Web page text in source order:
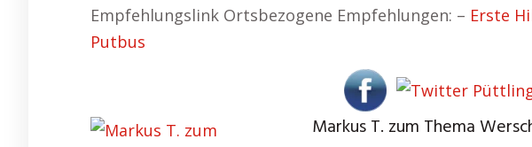
Empfehlungslink Ortsbezogene Empfehlungen: – Erste
Putbus
Markus T. zum Thema